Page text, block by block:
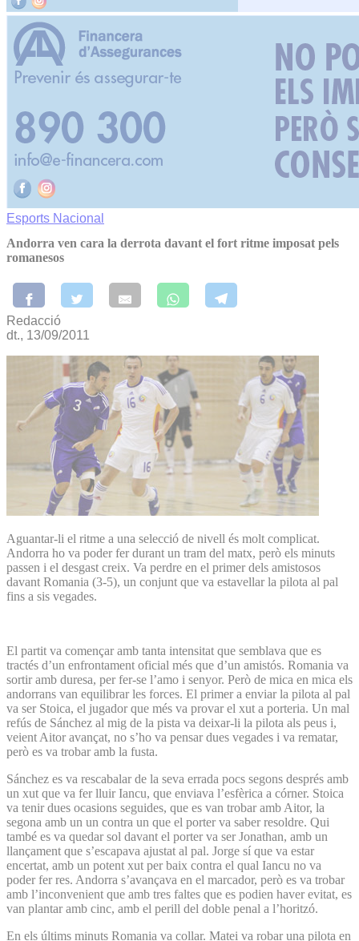
Esports Nacional
Andorra ven cara la derrota davant el fort ritme imposat pels
romanesos
Redacció
dt., 13/09/2011
Aguantar-li el ritme a una selecció de nivell és molt complicat.
Andorra ho va poder fer durant un tram del matx, però els minuts
passen i el desgast creix. Va perdre en el primer dels amistosos
davant Romania (3-5), un conjunt que va estavellar la pilota al pal
fins a sis vegades.
El partit va començar amb tanta intensitat que semblava que es
tractés d’un enfrontament oficial més que d’un amistós. Romania va
sortir amb duresa, per fer-se l’amo i senyor. Però de mica en mica els
andorrans van equilibrar les forces. El primer a enviar la pilota al pal
va ser Stoica, el jugador que més va provar el xut a porteria. Un mal
refús de Sánchez al mig de la pista va deixar-li la pilota als peus i,
veient Aitor avançat, no s’ho va pensar dues vegades i va rematar,
però es va trobar amb la fusta.
Sánchez es va rescabalar de la seva errada pocs segons després amb
un xut que va fer lluir Iancu, que enviava l’esfèrica a córner. Stoica
va tenir dues ocasions seguides, que es van trobar amb Aitor, la
segona amb un un contra un que el porter va saber resoldre. Qui
també es va quedar sol davant el porter va ser Jonathan, amb un
llançament que s’escapava ajustat al pal. Jorge sí que va estar
encertat, amb un potent xut per baix contra el qual Iancu no va
poder fer res. Andorra s’avançava en el marcador, però es va trobar
amb l’inconvenient que amb tres faltes que es podien haver evitat, es
van plantar amb cinc, amb el perill del doble penal a l’horitzó.
En els últims minuts Romania va collar. Matei va robar una pilota en